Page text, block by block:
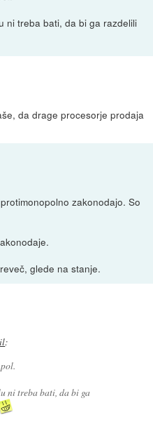
ni treba bati, da bi ga razdelili
da drage procesorje prodaja
zakonodajo. So
glede na stanje.
:
ni treba bati, da bi ga